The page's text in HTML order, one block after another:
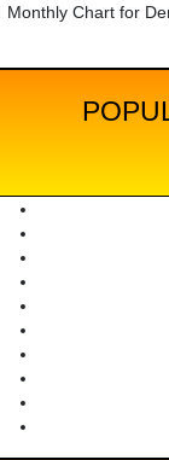
Monthly Chart for